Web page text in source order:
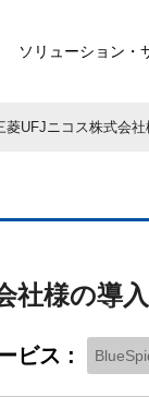
ソリューション・
菱UFJニコス株式会社
社様の導
ビス :